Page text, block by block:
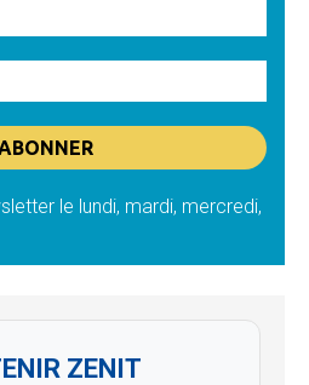
le lundi, mardi, mercredi,
ZENIT